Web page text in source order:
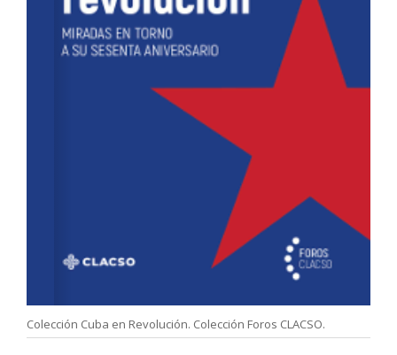
Colección Cuba en Revolución. Colección Foros CLACSO.